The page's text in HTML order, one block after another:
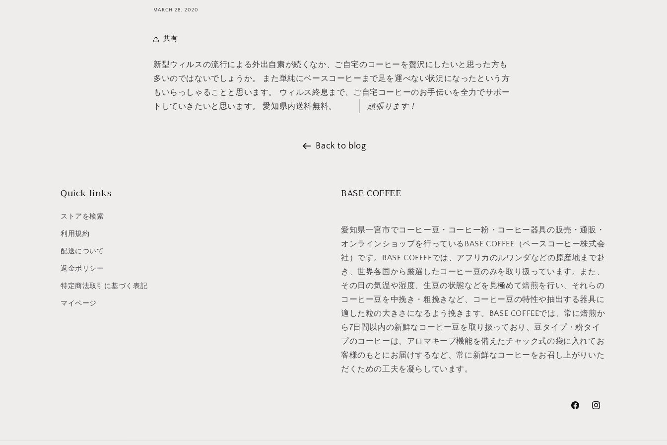
MARCH 28, 2020
共有
新型ウィルスの流行による外出自粛が続くなか、ご自宅のコーヒーを贅沢にしたいと思った方も
多いのではないでしょうか。 また単純にベースコーヒーまで足を運べない状況になったという方
もいらっしゃることと思います。 ウィルス終息まで、ご自宅コーヒーのお手伝いを全力でサポー
トしていきたいと思います。 愛知県内送料無料。
頑張ります！
Back to blog
Quick links
ストアを検索
利用規約
配送について
返金ポリシー
特定商法取引に基づく表記
マイページ
BASE COFFEE
愛知県一宮市でコーヒー豆・コーヒー粉・コーヒー器具の販売・通販・
オンラインショップを行っているBASE COFFEE（ベースコーヒー株式会
社）です。BASE COFFEEでは、アフリカのルワンダなどの原産地まで赴
き、世界各国から厳選したコーヒー豆のみを取り扱っています。また、
その日の気温や湿度、生豆の状態などを見極めて焙煎を行い、それらの
コーヒー豆を中挽き・粗挽きなど、コーヒー豆の特性や抽出する器具に
適した粒の大きさになるよう挽きます。BASE COFFEEでは、常に焙煎か
ら7日間以内の新鮮なコーヒー豆を取り扱っており、豆タイプ・粉タイ
プのコーヒーは、アロマキープ機能を備えたチャック式の袋に入れてお
客様のもとにお届けするなど、常に新鮮なコーヒーをお召し上がりいた
だくための工夫を凝らしています。
FacebookInstagram